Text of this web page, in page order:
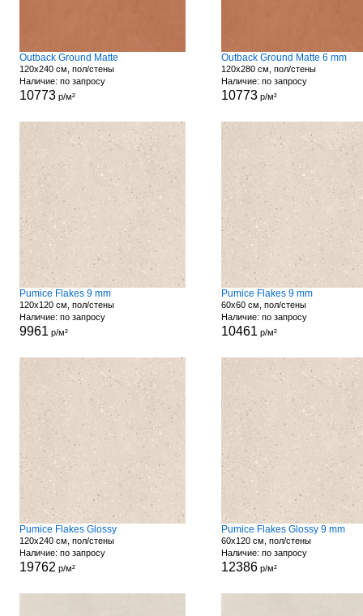
Outback Ground Matte
120x240 см, пол/стены
Наличие: по запросу
10773р/м²
Outback Ground Matte 6 mm
120x280 см, пол/стены
Наличие: по запросу
10773р/м²
Pumice Flakes 9 mm
120x120 см, пол/стены
Наличие: по запросу
9961 р/м²
Pumice Flakes 9 mm
60x60 см, пол/стены
Наличие: по запросу
10461 р/м²
Pumice Flakes Glossy
120x240 см, пол/стены
Наличие: по запросу
19762 р/м²
Pumice Flakes Glossy 9 mm
60x120 см, пол/стены
Наличие: по запросу
12386р/м²